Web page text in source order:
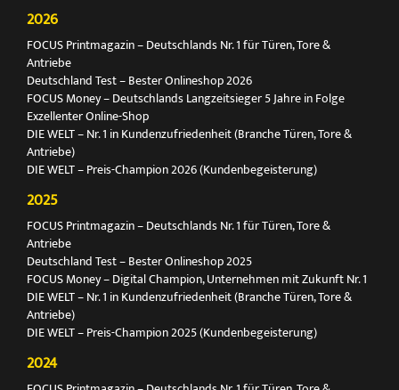
2026
FOCUS Printmagazin – Deutschlands Nr. 1 für Türen, Tore &
Antriebe
Deutschland Test – Bester Onlineshop 2026
FOCUS Money – Deutschlands Langzeitsieger 5 Jahre in Folge
Exzellenter Online-Shop
DIE WELT – Nr. 1 in Kundenzufriedenheit (Branche Türen, Tore &
Antriebe)
DIE WELT – Preis-Champion 2026 (Kundenbegeisterung)
2025
FOCUS Printmagazin – Deutschlands Nr. 1 für Türen, Tore &
Antriebe
Deutschland Test – Bester Onlineshop 2025
FOCUS Money – Digital Champion, Unternehmen mit Zukunft Nr. 1
DIE WELT – Nr. 1 in Kundenzufriedenheit (Branche Türen, Tore &
Antriebe)
DIE WELT – Preis-Champion 2025 (Kundenbegeisterung)
2024